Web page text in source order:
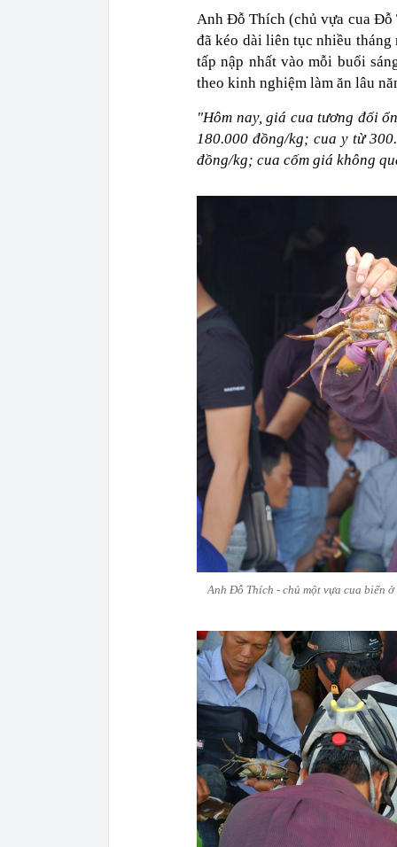
Anh Đỗ Thích (chủ vựa cua Đỗ
đã kéo dài liên tục nhiều tháng
tấp nập nhất vào mỗi buổi
theo kinh nghiệm làm ăn lâu
"Hôm nay, giá cua tương đối
180.000 đồng/kg; cua y từ
đồng/kg; cua cốm giá không
Anh Đỗ Thích - chủ một vựa cua biển